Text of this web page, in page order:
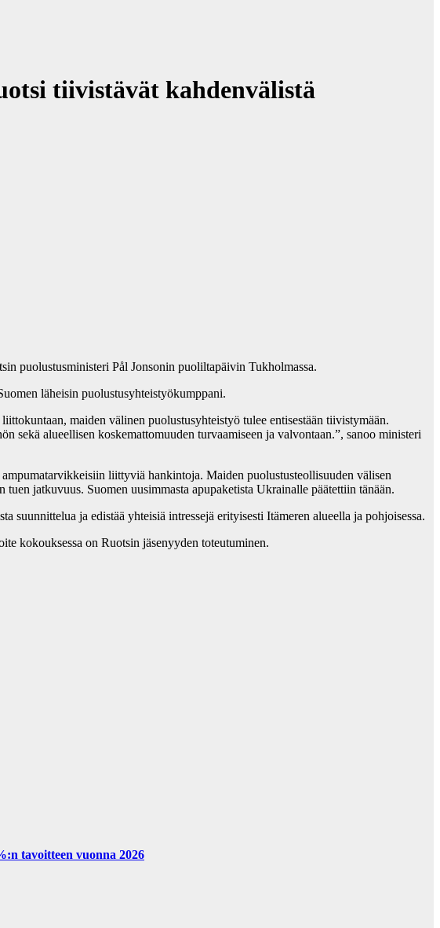
tiivistävät kahdenvälistä
puolustusministeri Pål Jonsonin puoliltapäivin Tukholmassa.
läheisin puolustusyhteistyökumppani.
maiden välinen puolustusyhteistyö tulee entisestään tiivistymään.
sekä alueellisen koskemattomuuden turvaamiseen ja valvontaan.”, sanoo ministeri
liittyviä hankintoja. Maiden puolustusteollisuuden välisen
jatkuvuus. Suomen uusimmasta apupaketista Ukrainalle päätettiin tänään.
ja edistää yhteisiä intressejä erityisesti Itämeren alueella ja pohjoisessa.
kokouksessa on Ruotsin jäsenyyden toteutuminen.
tavoitteen vuonna 2026